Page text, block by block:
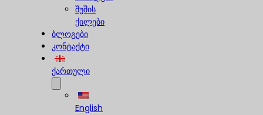
შუშის
ქილები
ბლოგები
კონტაქტი
ქართული
English